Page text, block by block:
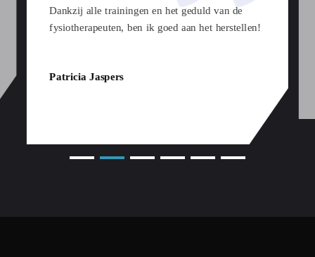
Dankzij alle trainingen en het geduld van de
fysiotherapeuten, ben ik goed aan het herstellen!
Patricia Jaspers